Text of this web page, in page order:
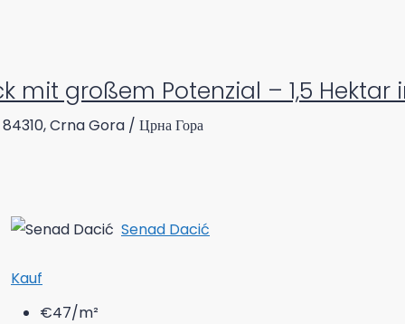
mit großem Potenzial – 1,5 Hektar
Crna Gora / Црна Гора
Senad Dacić
Kauf
€47/m²